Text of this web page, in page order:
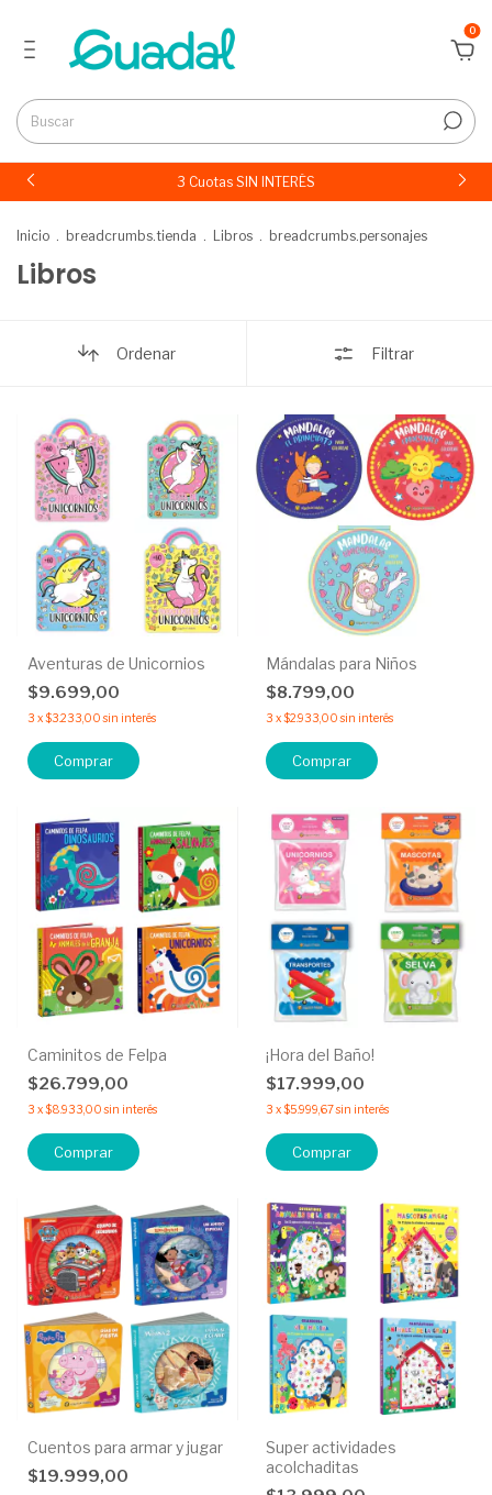
0
3 Cuotas SIN INTERÉS
Inicio . breadcrumbs.tienda . Libros . breadcrumbs.personajes
Libros
Ordenar Filtrar
Aventuras de Unicornios
$9.699,00
3 x$3.233,00 sin interés
Comprar
Mándalas para Niños
$8.799,00
3 x$2.933,00 sin interés
Comprar
Caminitos de Felpa
$26.799,00
3 x$8.933,00 sin interés
Comprar
¡Hora del Baño!
$17.999,00
3 x$5.999,67sin interés
Comprar
Cuentos para armar y jugar
$19.999,00
Super actividades
acolchaditas